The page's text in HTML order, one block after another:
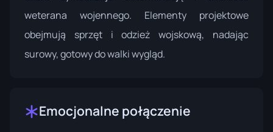
weterana wojennego. Elementy projektowe
obejmują sprzęt i odzież wojskową, nadając
surowy, gotowy do walki wygląd.
Emocjonalne połączenie